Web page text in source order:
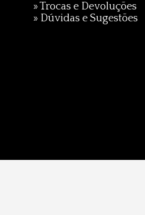
»Trocas e Devoluções
» Dúvidas e Sugestões